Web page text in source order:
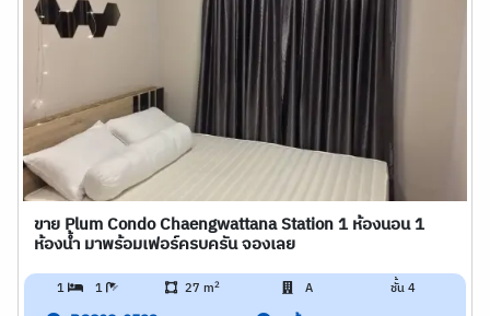
ขาย Plum Condo Chaengwattana Station 1 ห้องนอน 1
ห้องน้ำ มาพร้อมเฟอร์ครบครัน จองเลย
1 1 27 m2 A ชั้น 4